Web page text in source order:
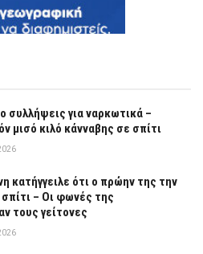
συλλήψεις για ναρκωτικά –
μισό κιλό κάνναβης σε σπίτι
κατήγγειλε ότι ο πρώην της την
– Οι φωνές της
τους γείτονες